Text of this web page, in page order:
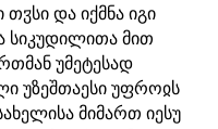
და იქმნა იგი
მით
უმეტესად
უზეშთაესი უფროჲს
მიმართ იესუ